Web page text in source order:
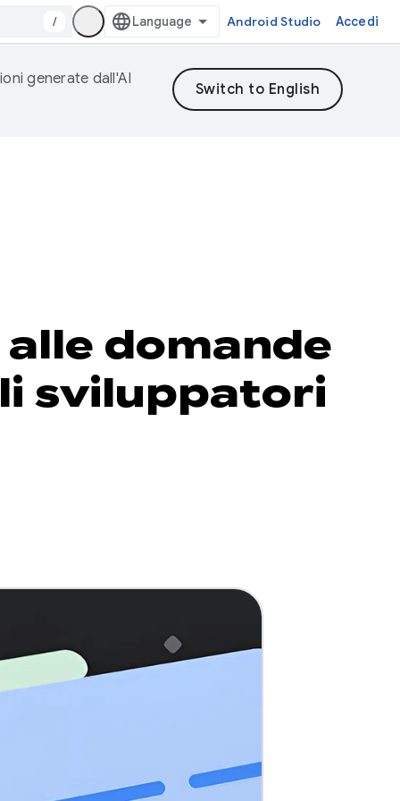
/ Android Studio Accedi
generate dall'AI
domande
sviluppatori